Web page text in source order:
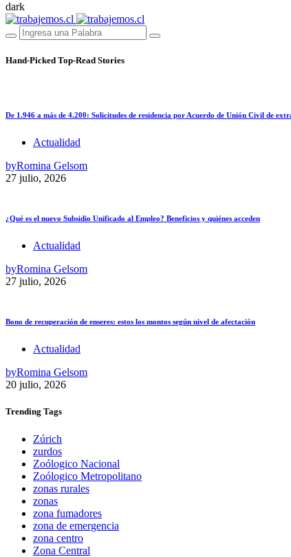
dark
Hand-Picked Top-Read Stories
De 1.946 a más de 4.200: Solicitudes de residencia por Acuerdo de Unión Civil de
Actualidad
byRomina Gelsom
27 julio, 2026
¿Qué es el nuevo Subsidio Unificado al Empleo? Beneficios y quiénes acceden
Actualidad
byRomina Gelsom
27 julio, 2026
Bono de recuperación de enseres: estos los montos según nivel de afectación
Actualidad
byRomina Gelsom
20 julio, 2026
Trending Tags
Zúrich
zurdos
Zoólogico Nacional
Zoólogico Metropolitano
zonas rurales
zonas
zona fumadores
zona de emergencia
zona centro
Zona Central